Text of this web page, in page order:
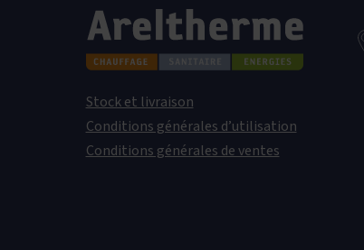
Stock et livraison
Conditions générales d’utilisation
Conditions générales de ventes